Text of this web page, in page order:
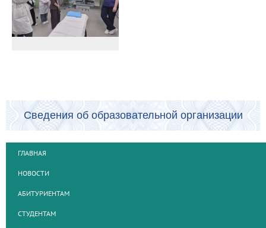
Сведения об образовательной организации
ГЛАВНАЯ
НОВОСТИ
АБИТУРИЕНТАМ
СТУДЕНТАМ